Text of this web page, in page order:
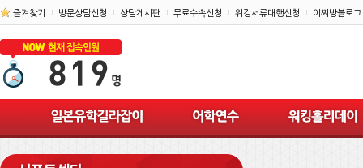
즐겨찾기 방문상담신청 상담게시판 무료수속신청 워킹서류대행신청 이찌방블로그